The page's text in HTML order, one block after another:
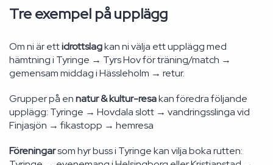
Tre exempel på upplägg
Om ni är ettidrottslagkan ni välja ett upplägg med
hämtning i Tyringe → Tyrs Hov för träning/match →
gemensam middag i Hässleholm → retur.
Grupper på ennatur & kultur-resakan föredra följande
upplägg: Tyringe → Hovdala slott → vandringsslinga vid
Finjasjön → fikastopp → hemresa
Föreningarsom hyr buss i Tyringe kan vilja boka rutten: